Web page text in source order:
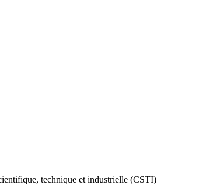
technique et industrielle (CSTI)